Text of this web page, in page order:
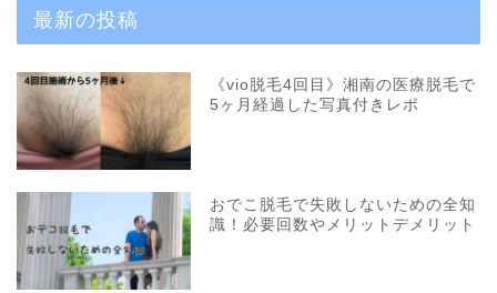
最新の投稿
《vio脱毛4回目》湘南の医療脱毛で
5ヶ月経過した写真付きレポ
おでこ脱毛で失敗しないための全知
識！必要回数やメリットデメリット